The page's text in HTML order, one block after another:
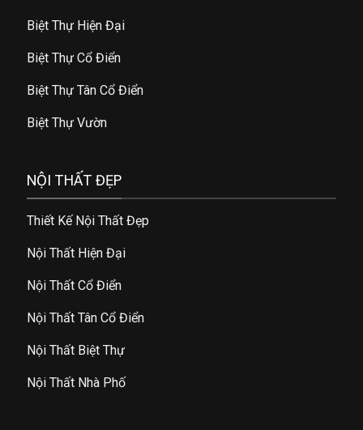
Biệt Thự Hiện Đại
Biệt Thự Cổ Điển
Biệt Thự Tân Cổ Điển
Biệt Thự Vườn
NỘI THẤT ĐẸP
Thiết Kế Nội Thất Đẹp
Nội Thất Hiện Đại
Nội Thất Cổ Điển
Nội Thất Tân Cổ Điển
Nội Thất Biệt Thự
Nội Thất Nhà Phố